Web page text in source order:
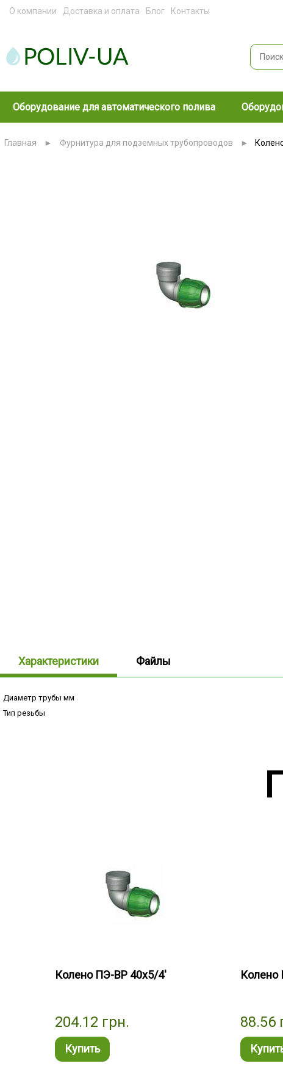
О компании Доставка и оплата Блог Контакты
Оборудование для автоматического полива
Главная ► Фурнитура для подземных трубопроводов ►
Характеристики Файлы
Диаметр трубы мм
Тип резьбы
Колено ПЭ-ВР 40х5/4'
204.12 грн.
Купить
Колено
88.56